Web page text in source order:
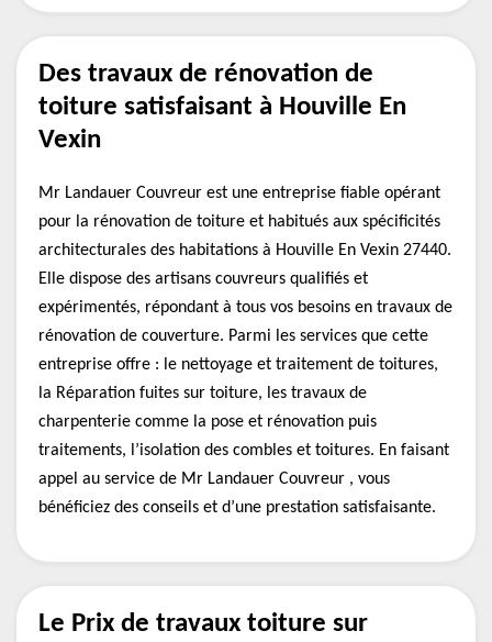
Des travaux de rénovation de
toiture satisfaisant à Houville En
Vexin
Mr Landauer Couvreur est une entreprise fiable opérant
pour la rénovation de toiture et habitués aux spécificités
architecturales des habitations à Houville En Vexin 27440.
Elle dispose des artisans couvreurs qualifiés et
expérimentés, répondant à tous vos besoins en travaux de
rénovation de couverture. Parmi les services que cette
entreprise offre : le nettoyage et traitement de toitures,
la Réparation fuites sur toiture, les travaux de
charpenterie comme la pose et rénovation puis
traitements, l’isolation des combles et toitures. En faisant
appel au service de Mr Landauer Couvreur , vous
bénéficiez des conseils et d’une prestation satisfaisante.
Le Prix de travaux toiture sur